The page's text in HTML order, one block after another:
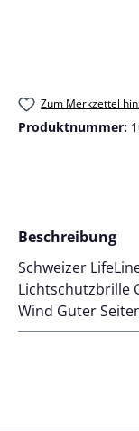
Zum Merkzettel
Produktnummer:
Beschreibung
Schweizer
Lichtschutzbrille
Wind Guter